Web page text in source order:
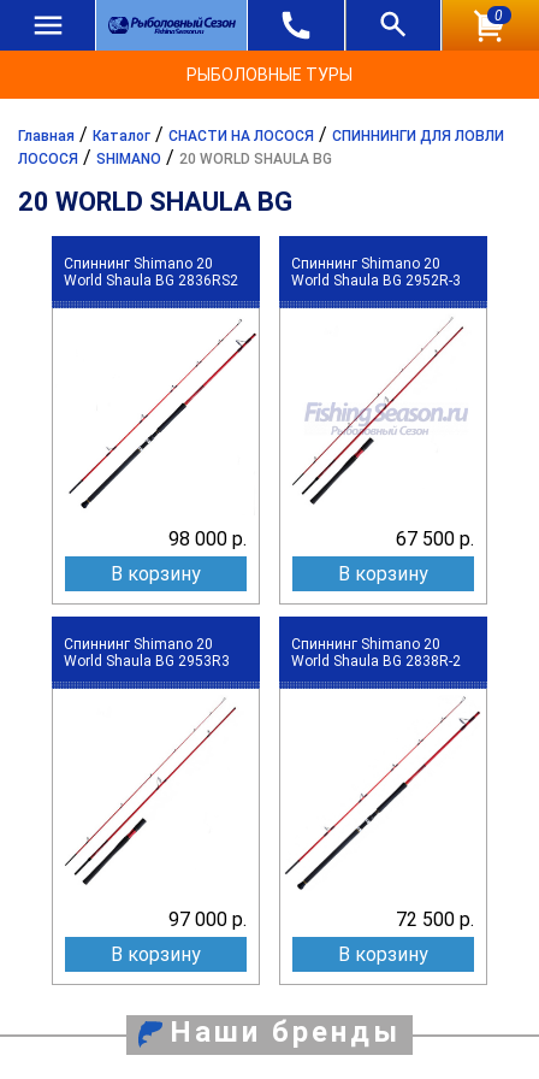
0
РЫБОЛОВНЫЕ ТУРЫ
Главная / Каталог / СНАСТИ НА ЛОСОСЯ / СПИННИНГИ ДЛЯ ЛОВЛИ
ЛОСОСЯ / SHIMANO / 20 WORLD SHAULA BG
20 WORLD SHAULA BG
Спиннинг Shimano 20
World Shaula BG 2836RS2
98 000 р.
В корзину
Спиннинг Shimano 20
World Shaula BG 2952R-3
67 500 р.
В корзину
Спиннинг Shimano 20
World Shaula BG 2953R3
97 000 р.
В корзину
Спиннинг Shimano 20
World Shaula BG 2838R-2
72 500 р.
В корзину
Наши бренды